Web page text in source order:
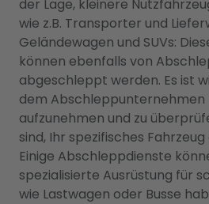
der Lage, kleinere
wie z.B. Transporter und
Geländewagen und SUVs:
können ebenfalls von
abgeschleppt werden. Es ist
dem Abschleppunternehmen
aufzunehmen und zu
sind, Ihr spezifisches
Einige Abschleppdienste
spezialisierte Ausrüstung für
wie Lastwagen oder Busse